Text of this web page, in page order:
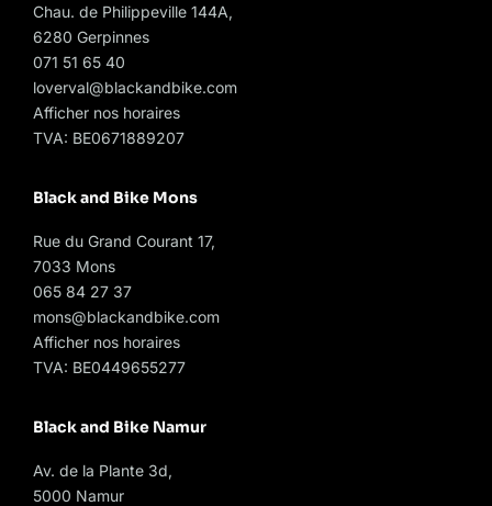
Chau. de Philippeville 144A,
6280 Gerpinnes
071 51 65 40
loverval@blackandbike.com
Afficher nos horaires
TVA: BE0671889207
Black and Bike Mons
Rue du Grand Courant 17,
7033 Mons
065 84 27 37
mons@blackandbike.com
Afficher nos horaires
TVA: BE0449655277
Black and Bike Namur
Av. de la Plante 3d,
5000 Namur